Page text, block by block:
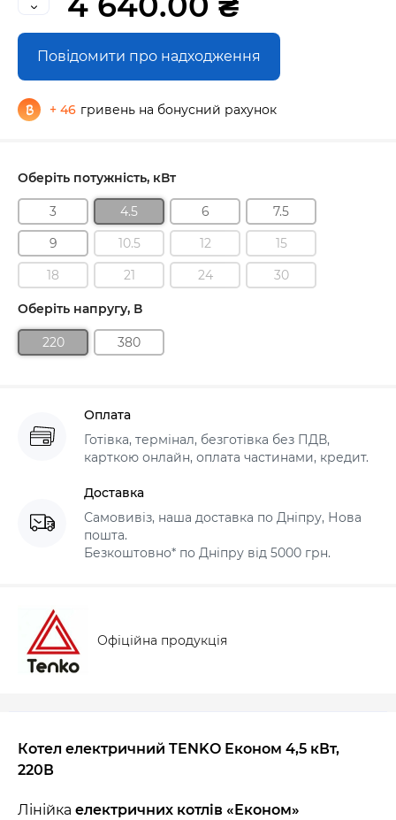
Повідомити про надходження
+ 46 гривень на бонусний рахунок
Оберіть потужність, кВт
3 4.5 6
7.5
9
10.5 12
15
18
21 24 30
Оберіть напругу, В
220 380
Оплата
Готівка, термінал, безготівка без ПДВ,
карткою онлайн, оплата частинами, кредит.
Доставка
Самовивіз, наша доставка по Дніпру, Нова
пошта.
Безкоштовно* по Дніпру від 5000 грн.
Офіційна продукція
Котел електричний TENKO Економ 4,5 кВт,
220В
Лінійка електричних котлів «Економ»